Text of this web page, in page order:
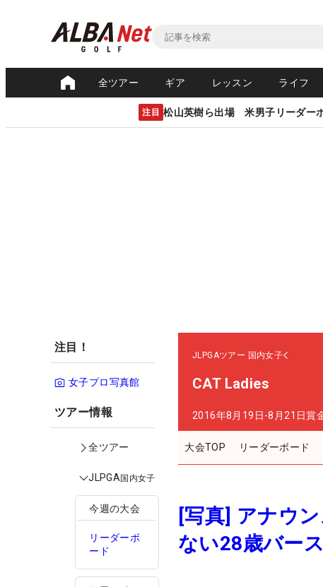
全ツアー ギア レッスン ライフ
注目 松山英樹ら出場 米男子リーダー
注目！
女子プロ写真館
ツアー情報
全ツアー
JLPGA国内女子
今週の大会
リーダーボ
ード
JLPGAツアー 国内女子
CAT Ladies
2016年8月19日-8月21日賞
大会TOP リーダーボード
[写真] アナウ
ない28歳バー